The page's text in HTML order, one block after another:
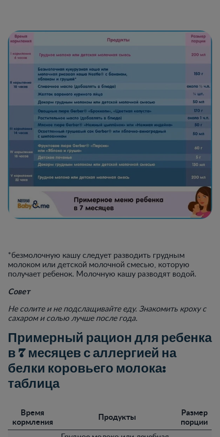
*безмолочную кашу следует разводить грудным
молоком или детской молочной смесью, которую
получает ребенок. Молочную кашу разводят водой.
Совет
Не солите и не подслащивайте еду. Знакомить кроху с
сахаром и солью лучше после года.
Примерный рацион для ребенка
в 7 месяцев с аллергией на
белки коровьего молока:
таблица
Время
кормления
Продукты
Размер
порции